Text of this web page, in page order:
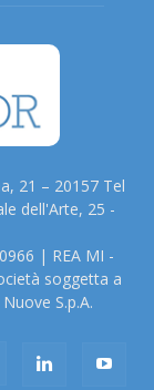
21 – 20157 Tel
dell'Arte, 25 -
| REA MI -
soggetta a
S.p.A.